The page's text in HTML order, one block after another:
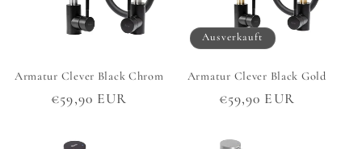
Armatur Clever Black Chrom
Normaler
€59,90 EUR
Ausverkauft
Armatur Clever Black Gold
Normaler
€59,90 EUR